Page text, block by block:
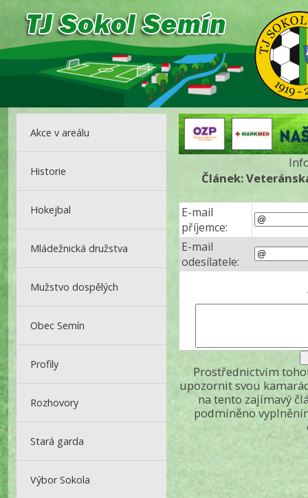
Akce v areálu
Historie
Hokejbal
Mládežnická družstva
Mužstvo dospělých
Obec Semín
Profily
Rozhovory
Stará garda
Výbor Sokola
Článek:
E-mail
příjemce:
E-mail
odesílatele:
Prostřednictvím
upozornit svou
na tento zajímavý
podmíněno